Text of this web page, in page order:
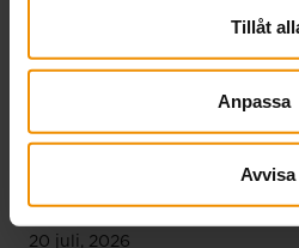
Tillåt
Anpassa
Avvisa
Extra
20 juli, 2026